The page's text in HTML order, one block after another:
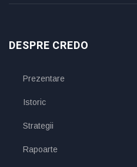
DESPRE CREDO
Prezentare
Istoric
Strategii
Rapoarte